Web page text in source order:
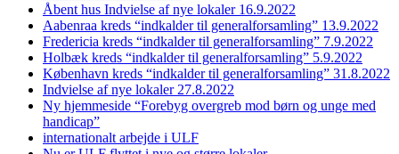
Åbent hus Indvielse af nye lokaler 16.9.2022
Aabenraa kreds “indkalder til generalforsamling” 13.9.2022
Fredericia kreds “indkalder til generalforsamling” 7.9.2022
Holbæk kreds “indkalder til generalforsamling” 5.9.2022
København kreds “indkalder til generalforsamling” 31.8.2022
Indvielse af nye lokaler 27.8.2022
Ny hjemmeside “Forebyg overgreb mod børn og unge med
handicap”
internationalt arbejde i ULF